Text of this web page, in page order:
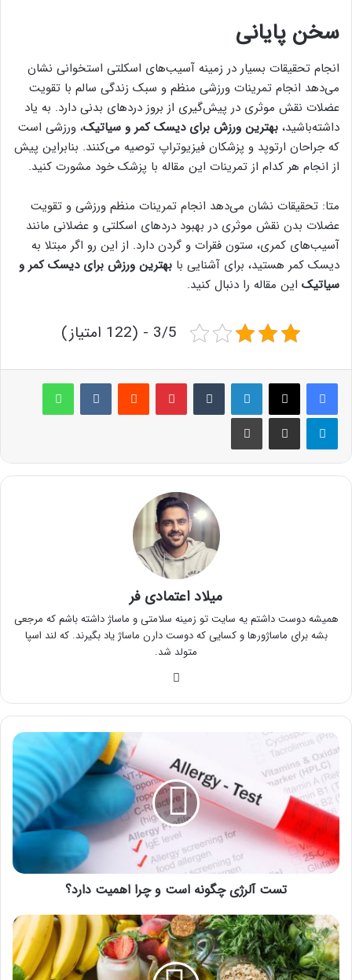
سخن پایانی
انجام تحقیقات بسیار در زمینه آسیب‌های اسکلتی استخوانی نشان
می‌دهد انجام تمرینات ورزشی منظم و سبک زندگی سالم با تقویت
عضلات نقش موثری در پیش‌گیری از بروز دردهای بدنی دارد. به یاد
داشته‌باشید، بهترین ورزش برای دیسک کمر و سیاتیک، ورزشی است
که جراحان ارتوپد و پزشکان فیزیوتراپ توصیه می‌کنند. بنابراین پیش
از انجام هر کدام از تمرینات این مقاله با پزشک خود مشورت کنید.
متا: تحقیقات نشان می‌دهد انجام تمرینات منظم ورزشی و تقویت
عضلات بدن نقش موثری در بهبود دردهای اسکلتی و عضلانی مانند
آسیب‌های کمری، ستون فقرات و گردن دارد. از این رو اگر مبتلا به
دیسک کمر هستید، برای آشنایی با بهترین ورزش برای دیسک کمر و
سیاتیک این مقاله را دنبال کنید.
3/5 - (122 امتیاز)
لینکدین ‫تامبلر پینترست‫رددیت ‫VKontakteواتس آپ
تلگرام اشتراک گذاری از طریق ایمیل چاپ
میلاد اعتمادی فر
همیشه دوست داشتم یه سایت تو زمینه سلامتی و ماساژ داشته باشم که مرجعی
بشه برای ماساژورها و کسایی که دوست دارن ماساژ یاد بگیرند. که لند اسپا
متولد شد.
تست
آلرژی
چگونه
است
و
چرا
اهمیت
دارد؟
تست آلرژی چگونه است و چرا اهمیت دارد؟
10
ماده
غذایی
برای